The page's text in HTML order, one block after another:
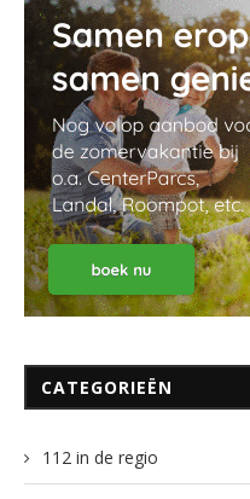
CATEGORIEËN
112 in de regio